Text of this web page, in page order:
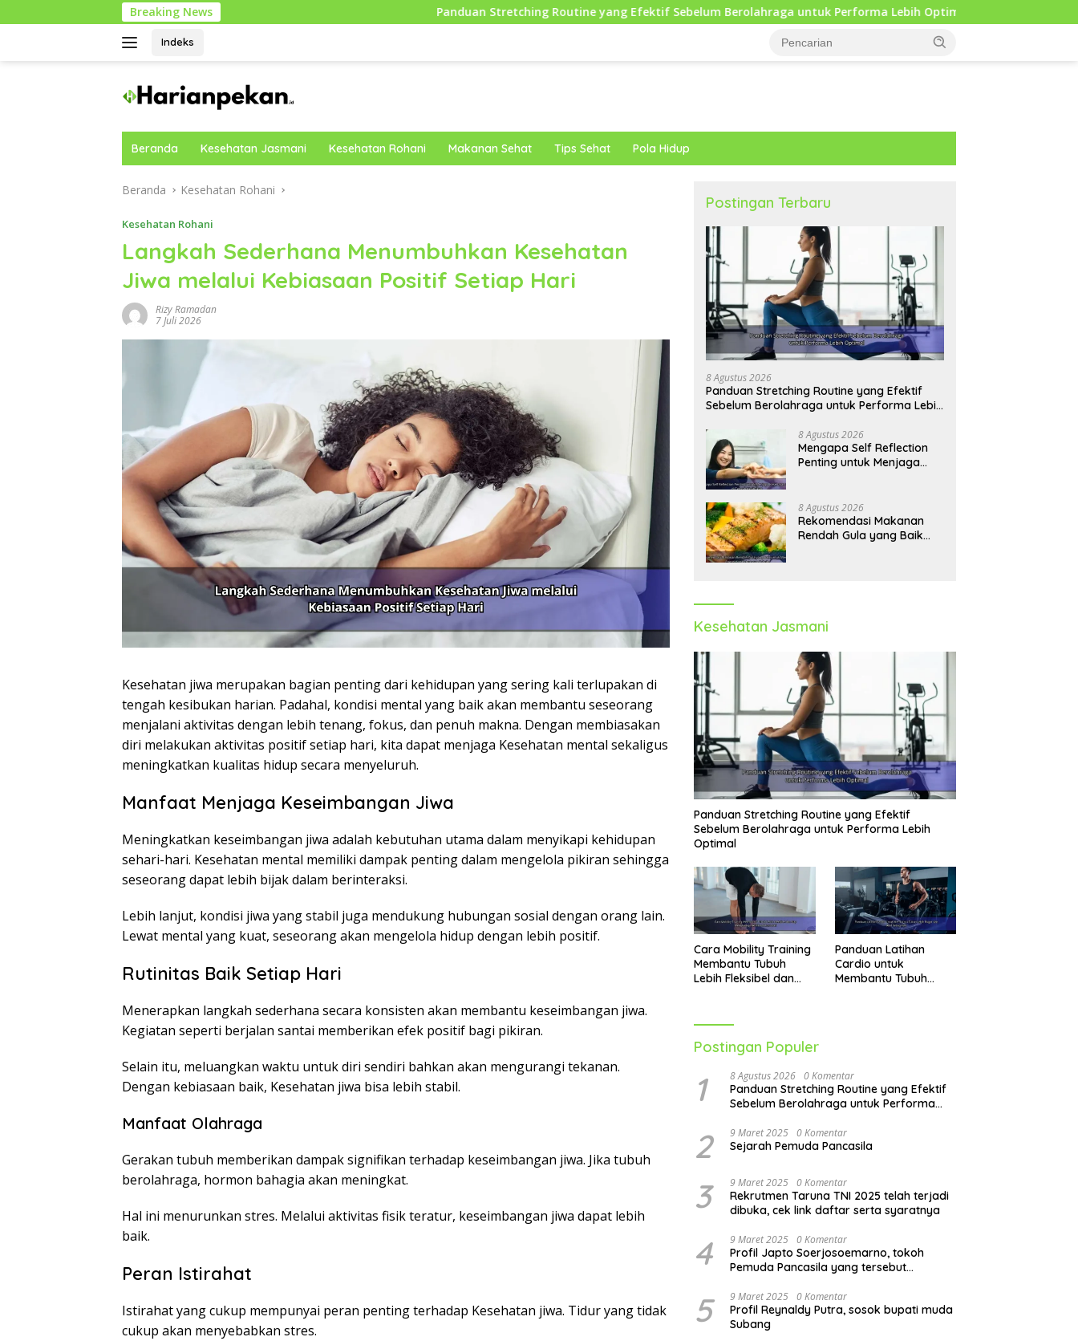
ke
Breaking News Panduan Stretching Routine yang Efektif Sebelum Berolahraga untuk Performa Lebih Optimal Mengapa Self Reflection
Indeks
Beranda Kesehatan Jasmani Kesehatan Rohani Makanan Sehat Tips Sehat Pola Hidup
Beranda Kesehatan Rohani
Kesehatan Rohani
Langkah Sederhana Menumbuhkan Kesehatan
Jiwa melalui Kebiasaan Positif Setiap Hari
Rizy Ramadan
7 Juli 2026
Kesehatan jiwa merupakan bagian penting dari kehidupan yang sering kali terlupakan di
tengah kesibukan harian. Padahal, kondisi mental yang baik akan membantu seseorang
menjalani aktivitas dengan lebih tenang, fokus, dan penuh makna. Dengan membiasakan
diri melakukan aktivitas positif setiap hari, kita dapat menjaga Kesehatan mental sekaligus
meningkatkan kualitas hidup secara menyeluruh.
Manfaat Menjaga Keseimbangan Jiwa
Meningkatkan keseimbangan jiwa adalah kebutuhan utama dalam menyikapi kehidupan
sehari-hari. Kesehatan mental memiliki dampak penting dalam mengelola pikiran sehingga
seseorang dapat lebih bijak dalam berinteraksi.
Lebih lanjut, kondisi jiwa yang stabil juga mendukung hubungan sosial dengan orang lain.
Lewat mental yang kuat, seseorang akan mengelola hidup dengan lebih positif.
Rutinitas Baik Setiap Hari
Menerapkan langkah sederhana secara konsisten akan membantu keseimbangan jiwa.
Kegiatan seperti berjalan santai memberikan efek positif bagi pikiran.
Selain itu, meluangkan waktu untuk diri sendiri bahkan akan mengurangi tekanan.
Dengan kebiasaan baik, Kesehatan jiwa bisa lebih stabil.
Manfaat Olahraga
Gerakan tubuh memberikan dampak signifikan terhadap keseimbangan jiwa. Jika tubuh
berolahraga, hormon bahagia akan meningkat.
Hal ini menurunkan stres. Melalui aktivitas fisik teratur, keseimbangan jiwa dapat lebih
baik.
Peran Istirahat
Istirahat yang cukup mempunyai peran penting terhadap Kesehatan jiwa. Tidur yang tidak
cukup akan menyebabkan stres.
Postingan Terbaru
8 Agustus 2026
Panduan Stretching Routine yang Efektif
Sebelum Berolahraga untuk Performa Lebih
8 Agustus 2026
Mengapa Self Reflection
Penting untuk Menjaga
8 Agustus 2026
Rekomendasi Makanan
Rendah Gula yang Baik
Kesehatan Jasmani
Panduan Stretching Routine yang Efektif
Sebelum Berolahraga untuk Performa Lebih
Optimal
Cara Mobility Training
Membantu Tubuh
Lebih Fleksibel dan
Panduan Latihan
Cardio untuk
Membantu Tubuh
Postingan Populer
1 8 Agustus 2026 0 Komentar
Panduan Stretching Routine yang Efektif
Sebelum Berolahraga untuk Performa
2 9 Maret 2025 0 Komentar
Sejarah Pemuda Pancasila
3 9 Maret 2025 0 Komentar
Rekrutmen Taruna TNI 2025 telah terjadi
dibuka, cek link daftar serta syaratnya
4 9 Maret 2025 0 Komentar
Profil Japto Soerjosoemarno, tokoh
Pemuda Pancasila yang tersebut
5 9 Maret 2025 0 Komentar
Profil Reynaldy Putra, sosok bupati muda
Subang